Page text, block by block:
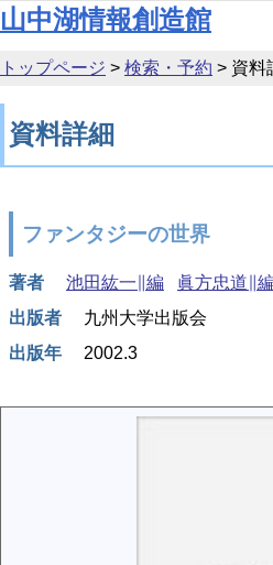
本文へ移動
山中湖情報創造館
トップページ > 検索・予約 > 資料
資料詳細
ファンタジーの世界
著者 池田紘一∥編
眞方忠道∥
出版者
九州大学出版会
出版年
2002.3